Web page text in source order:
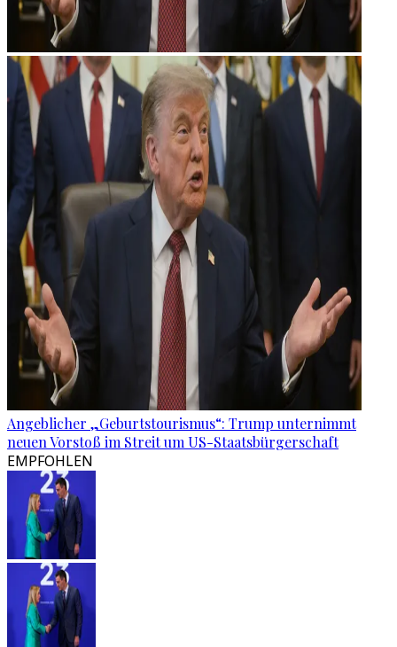
Angeblicher „Geburtstourismus“: Trump unternimmt
neuen Vorstoß im Streit um US-Staatsbürgerschaft
EMPFOHLEN